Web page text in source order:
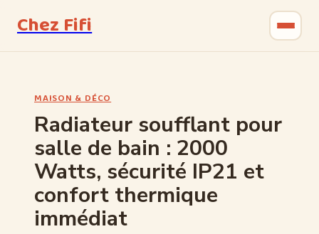
Chez Fifi
Bricolage
Jardinage
Maison & Déco
MAISON & DÉCO
Radiateur soufflant pour
salle de bain : 2000
Watts, sécurité IP21 et
confort thermique
immédiat